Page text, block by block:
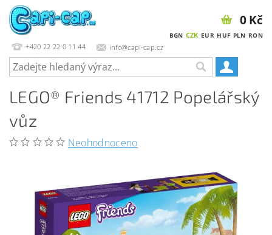
+420 22 22 0 11 44 info@capi-cap.cz
BGN CZK EUR HUF PLN RON
0 Kč
LEGO® Friends 41712 Popelářský
vůz
Neohodnoceno